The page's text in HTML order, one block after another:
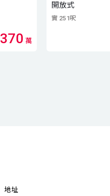
370 萬
開放式
實 251呎
地址